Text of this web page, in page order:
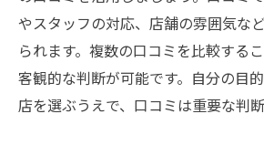
やスタッフの対応、店舗の雰囲気な
られます。複数の口コミを比較する
客観的な判断が可能です。自分の目
店を選ぶうえで、口コミは重要な判